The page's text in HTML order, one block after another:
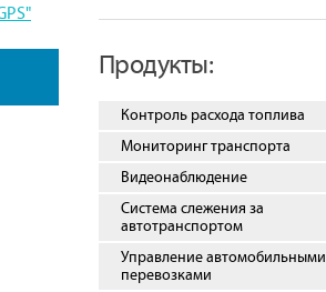
Продукты:
Контроль расхода топлива
Мониторинг транспорта
Видеонаблюдение
Система слежения за
автотранспортом
Управление автомобильными
перевозками